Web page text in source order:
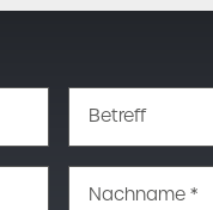
Betreff
Nachname *